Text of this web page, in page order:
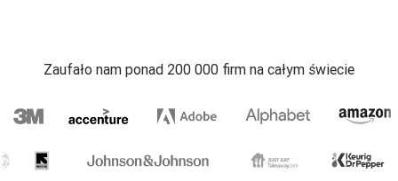
Zaufało nam ponad 200 000 firm na całym świecie